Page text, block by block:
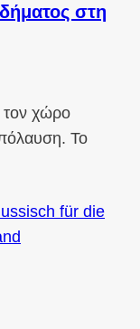
στη
τον χώρο
Το